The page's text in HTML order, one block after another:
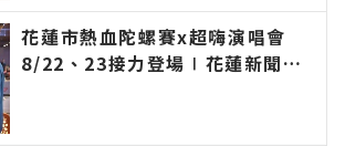
花蓮市熱血陀螺賽x超嗨演唱會
8/22、23接力登場∣花蓮新聞網